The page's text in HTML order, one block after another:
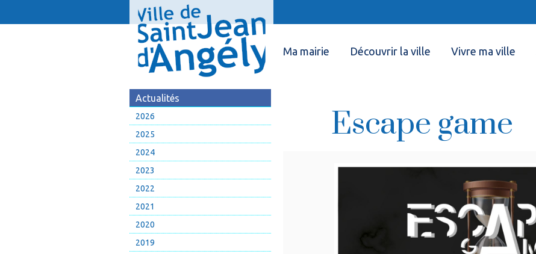
Ma mairie Découvrir la ville Vivre ma ville
Actualités
2026
2025
2024
2023
2022
2021
2020
2019
Escape game